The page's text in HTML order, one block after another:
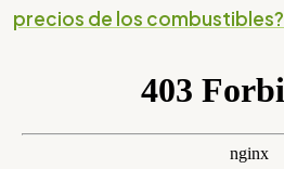
precios de los combustibles?